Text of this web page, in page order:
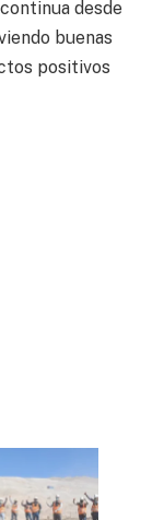
desde
buenas
positivos